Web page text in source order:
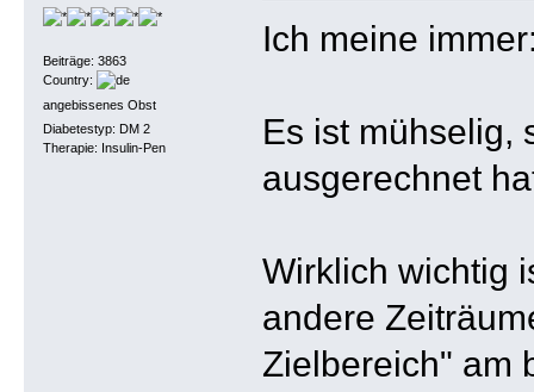
Beiträge: 3863
Country:
angebissenes Obst
Diabetestyp: DM 2
Therapie: Insulin-Pen
Ich meine
Es ist mühselig,
ausgerechnet
Wirklich wichtig
andere
Zielbereich" am